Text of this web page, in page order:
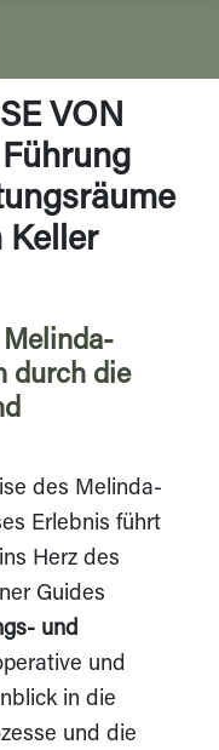
VON
Keller
Melinda-
durch die
des Melinda-
Erlebnis führt
Herz des
Guides
und
und
in die
und die